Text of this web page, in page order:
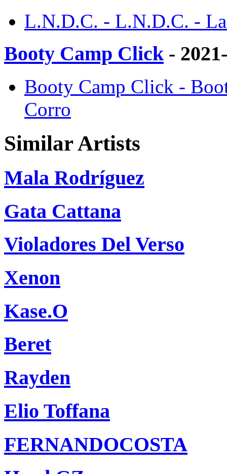
L.N.D.C. - L.N.D.C. -
Booty Camp Click-
Booty Camp Click -
Corro
Similar Artists
Mala Rodríguez
Gata Cattana
Violadores Del Verso
Xenon
Kase.O
Beret
Rayden
Elio Toffana
FERNANDOCOSTA